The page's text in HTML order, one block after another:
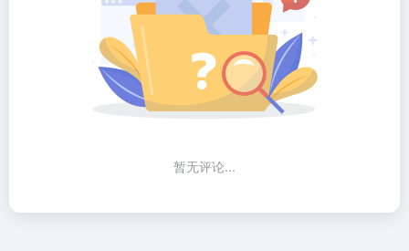
暂无评论...